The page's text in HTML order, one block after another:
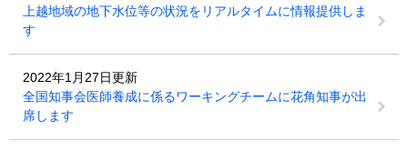
上越地域の地下水位等の状況をリアルタイムに情報提供しま
す
2022年1月27日更新
全国知事会医師養成に係るワーキングチームに花角知事が出
席します